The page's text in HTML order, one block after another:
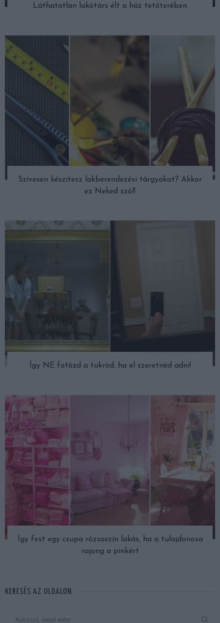
Láthatatlan lakótárs élt a ház tetőterében
Szívesen készítesz lakberendezési tárgyakat? Akkor
ez Neked szól!
Így NE fotózd a tükröd, ha el szeretnéd adni!
Így fest egy csupa rózsaszín lakás, ha a tulajdonosa
rajong a pinkért
KERESÉS AZ OLDALON